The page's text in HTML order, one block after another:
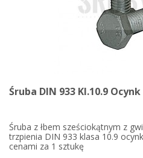
Śruba DIN 933 Kl.10.9
Śruba z łbem sześciokątnym z
trzpienia DIN 933 klasa 10.9
cenami za 1 sztukę